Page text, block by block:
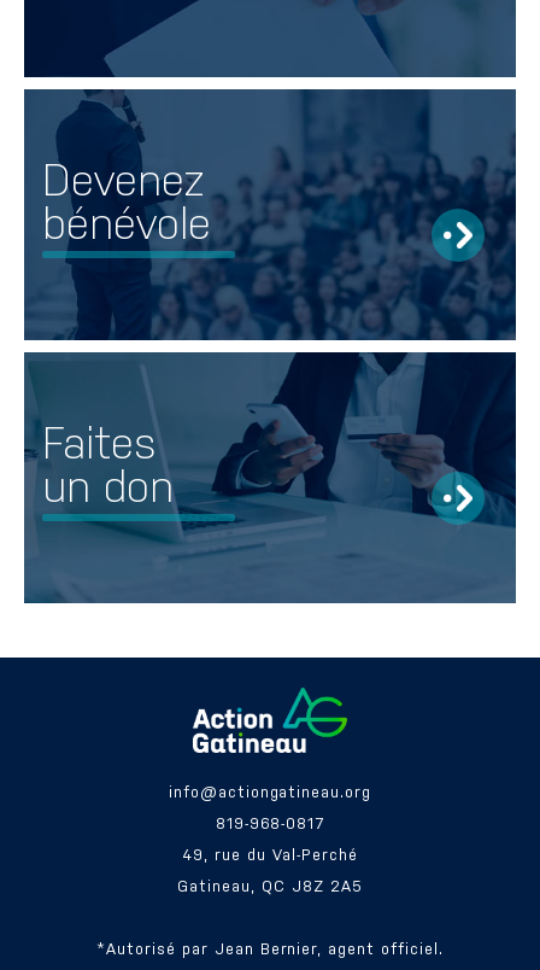
Devenez
bénévole
Faites
un don
info@actiongatineau.org
819-968-0817
49, rue du Val-Perché
Gatineau, QC J8Z 2A5
*Autorisé par Jean Bernier, agent officiel.